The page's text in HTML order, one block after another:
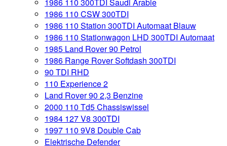
1986 110 CSW 300TDI
1986 110 Station 300TDI Automaat Blauw
1986 110 Stationwagon LHD 300TDI Automaat
1985 Land Rover 90 Petrol
1986 Range Rover Softdash 300TDI
90 TDI RHD
110 Experience 2
Land Rover 90 2,3 Benzine
2000 110 Td5 Chassiswissel
1984 127 V8 300TDI
1997 110 9V8 Double Cab
Elektrische Defender